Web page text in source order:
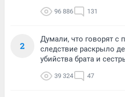
96 886 131
2
Думали, что говорят с
следствие раскрыло
убийства брата и
39 324 47